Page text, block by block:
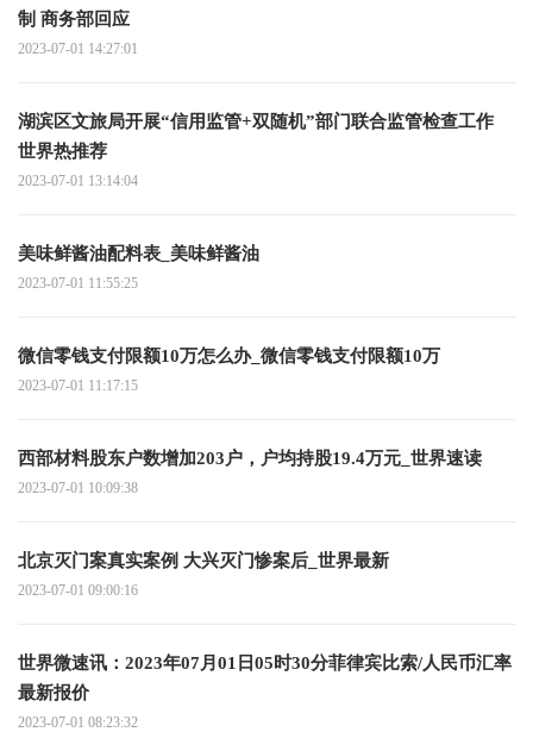
制 商务部回应
2023-07-01 14:27:01
湖滨区文旅局开展“信用监管+双随机”部门联合监管检查工作
世界热推荐
2023-07-01 13:14:04
美味鲜酱油配料表_美味鲜酱油
2023-07-01 11:55:25
微信零钱支付限额10万怎么办_微信零钱支付限额10万
2023-07-01 11:17:15
西部材料股东户数增加203户，户均持股19.4万元_世界速读
2023-07-01 10:09:38
北京灭门案真实案例 大兴灭门惨案后_世界最新
2023-07-01 09:00:16
世界微速讯：2023年07月01日05时30分菲律宾比索/人民币汇率
最新报价
2023-07-01 08:23:32